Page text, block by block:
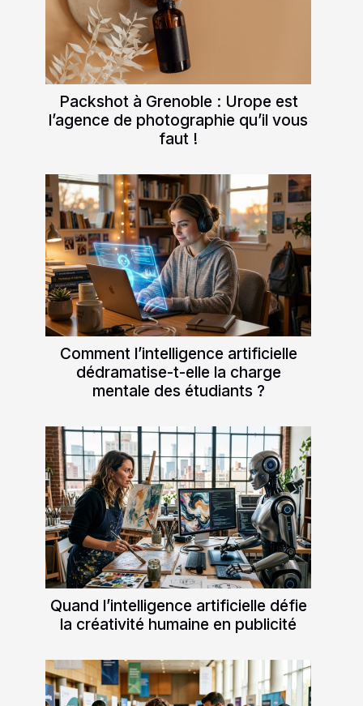
Packshot à Grenoble : Urope est
l’agence de photographie qu’il vous
faut !
Comment l’intelligence artificielle
dédramatise-t-elle la charge
mentale des étudiants ?
Quand l’intelligence artificielle défie
la créativité humaine en publicité